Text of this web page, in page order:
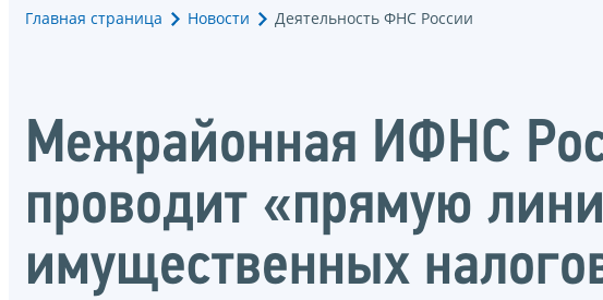
Главная страница Новости Деятельность ФНС России
Межрайонная ИФНС
проводит «прямую
имущественных